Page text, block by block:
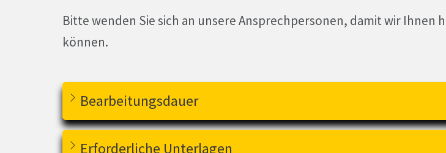
Bitte wenden Sie sich an unsere Ansprechpersonen, damit wir Ihnen
können.
Bearbeitungsdauer
Erforderliche Unterlagen